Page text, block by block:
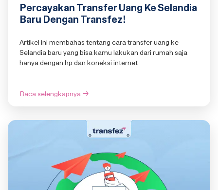
Percayakan Transfer Uang Ke Selandia
Baru Dengan Transfez!
Artikel ini membahas tentang cara transfer uang ke
Selandia baru yang bisa kamu lakukan dari rumah saja
hanya dengan hp dan koneksi internet
Baca selengkapnya→